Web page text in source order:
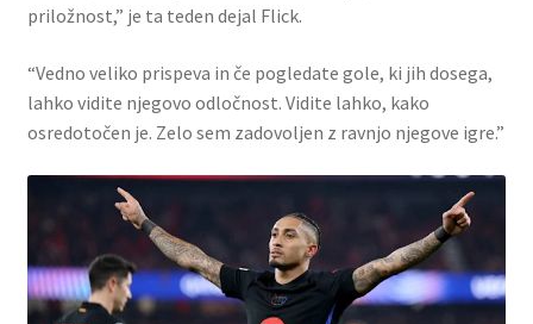
priložnost,” je ta teden dejal Flick.
“Vedno veliko prispeva in če pogledate gole, ki jih dosega,
lahko vidite njegovo odločnost. Vidite lahko, kako
osredotočen je. Zelo sem zadovoljen z ravnjo njegove igre.”